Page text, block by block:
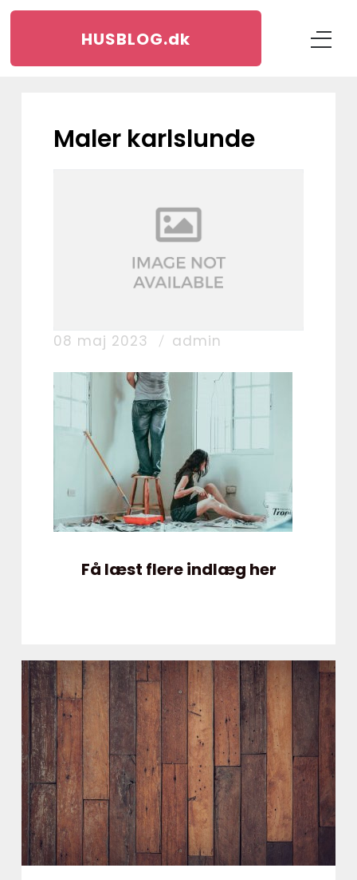
HUSBLOG.dk
maler karlslunde
08 maj 2023 admin
Få læst flere indlæg her